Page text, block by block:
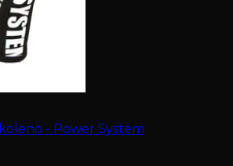
- Power System